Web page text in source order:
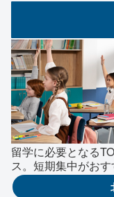
留学に必要となる
ス。短期集中がおす